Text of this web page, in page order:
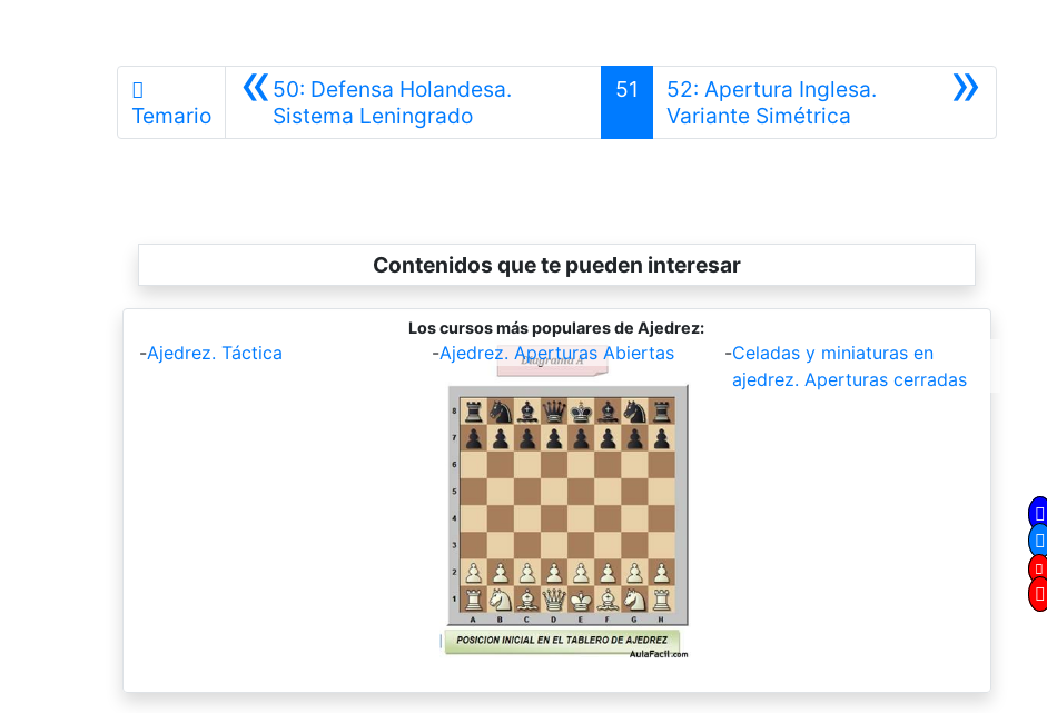
Temario «50: Defensa Holandesa.
Sistema LeningradoAnterior
51 »
52: Apertura Inglesa.
Variante Simétrica
Contenidos que te pueden interesar
Los cursos más populares de Ajedrez:
-Ajedrez. Táctica -Ajedrez. Aperturas Abiertas -Celadas y miniaturas en
ajedrez. Aperturas cerradas